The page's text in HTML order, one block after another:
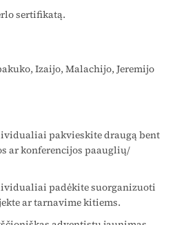
sertifikatą.
Izaijo, Malachijo, Jeremijo
pakvieskite draugą bent
ar konferencijos paauglių/
padėkite suorganizuoti
ar tarnavime kitiems.